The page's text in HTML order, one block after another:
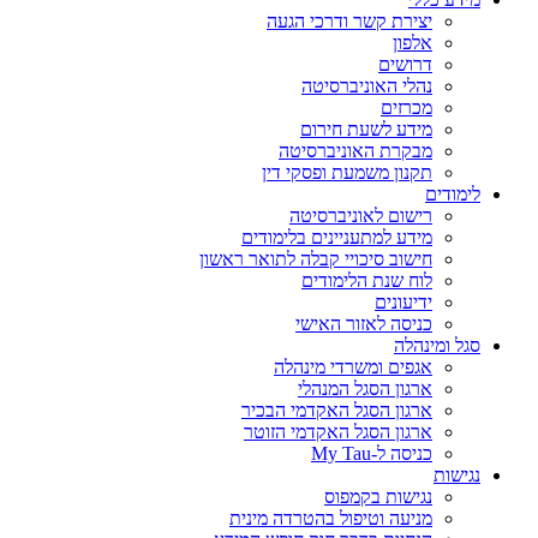
יצירת קשר ודרכי הגעה
אלפון
דרושים
נהלי האוניברסיטה
מכרזים
מידע לשעת חירום
מבקרת האוניברסיטה
תקנון משמעת ופסקי דין
לימודים
רישום לאוניברסיטה
מידע למתעניינים בלימודים
חישוב סיכויי קבלה לתואר ראשון
לוח שנת הלימודים
ידיעונים
כניסה לאזור האישי
סגל ומינהלה
אגפים ומשרדי מינהלה
ארגון הסגל המנהלי
ארגון הסגל האקדמי הבכיר
ארגון הסגל האקדמי הזוטר
כניסה ל-My Tau
נגישות
נגישות בקמפוס
מניעה וטיפול בהטרדה מינית